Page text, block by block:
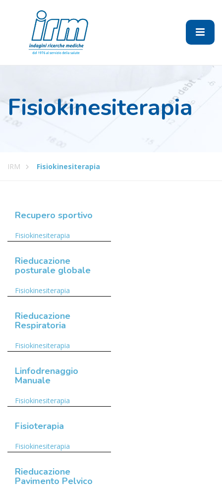
Fisiokinesiterapia
IRM Fisiokinesiterapia
Recupero sportivo
Fisiokinesiterapia
Rieducazione
posturale globale
Fisiokinesiterapia
Rieducazione
Respiratoria
Fisiokinesiterapia
Linfodrenaggio
Manuale
Fisiokinesiterapia
Fisioterapia
Fisiokinesiterapia
Rieducazione
Pavimento Pelvico